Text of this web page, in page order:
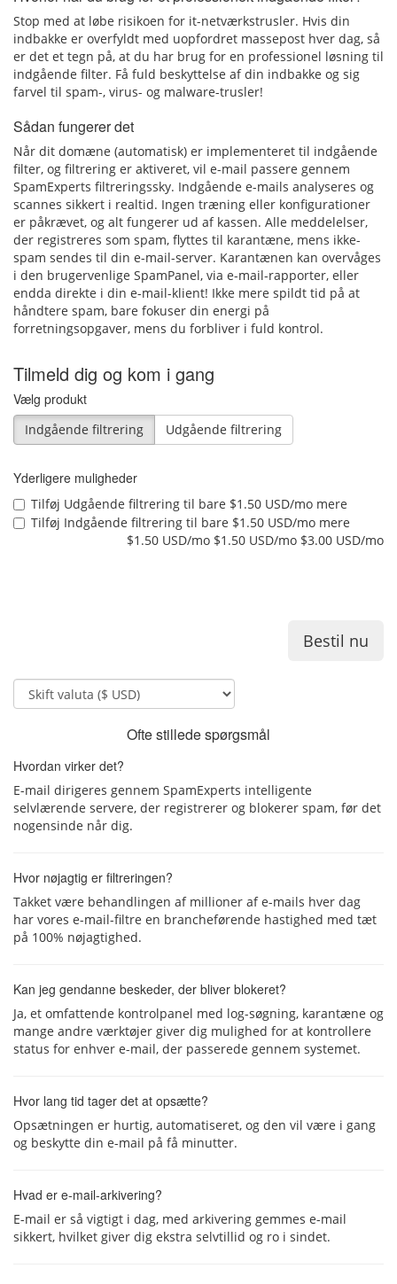
Stop med at løbe risikoen for it-netværkstrusler. Hvis din
indbakke er overfyldt med uopfordret massepost hver dag, så
er det et tegn på, at du har brug for en professionel løsning til
indgående filter. Få fuld beskyttelse af din indbakke og sig
farvel til spam-, virus- og malware-trusler!
Sådan fungerer det
Når dit domæne (automatisk) er implementeret til indgående
filter, og filtrering er aktiveret, vil e-mail passere gennem
SpamExperts filtreringssky. Indgående e-mails analyseres og
scannes sikkert i realtid. Ingen træning eller konfigurationer
er påkrævet, og alt fungerer ud af kassen. Alle meddelelser,
der registreres som spam, flyttes til karantæne, mens ikke-
spam sendes til din e-mail-server. Karantænen kan overvåges
i den brugervenlige SpamPanel, via e-mail-rapporter, eller
endda direkte i din e-mail-klient! Ikke mere spildt tid på at
håndtere spam, bare fokuser din energi på
forretningsopgaver, mens du forbliver i fuld kontrol.
Tilmeld dig og kom i gang
Vælg produkt
Indgående filtrering Udgående filtrering
Yderligere muligheder
Tilføj Udgående filtrering til bare $1.50 USD/mo mere
Tilføj Indgående filtrering til bare $1.50 USD/mo mere
$1.50 USD/mo $1.50 USD/mo $3.00 USD/mo
Bestil nu
Ofte stillede spørgsmål
Hvordan virker det?
E-mail dirigeres gennem SpamExperts intelligente
selvlærende servere, der registrerer og blokerer spam, før det
nogensinde når dig.
Hvor nøjagtig er filtreringen?
Takket være behandlingen af millioner af e-mails hver dag
har vores e-mail-filtre en brancheførende hastighed med tæt
på 100% nøjagtighed.
Kan jeg gendanne beskeder, der bliver blokeret?
Ja, et omfattende kontrolpanel med log-søgning, karantæne og
mange andre værktøjer giver dig mulighed for at kontrollere
status for enhver e-mail, der passerede gennem systemet.
Hvor lang tid tager det at opsætte?
Opsætningen er hurtig, automatiseret, og den vil være i gang
og beskytte din e-mail på få minutter.
Hvad er e-mail-arkivering?
E-mail er så vigtigt i dag, med arkivering gemmes e-mail
sikkert, hvilket giver dig ekstra selvtillid og ro i sindet.